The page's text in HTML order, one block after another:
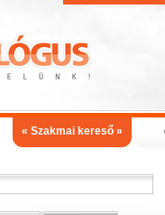
« Szakmai kereső »